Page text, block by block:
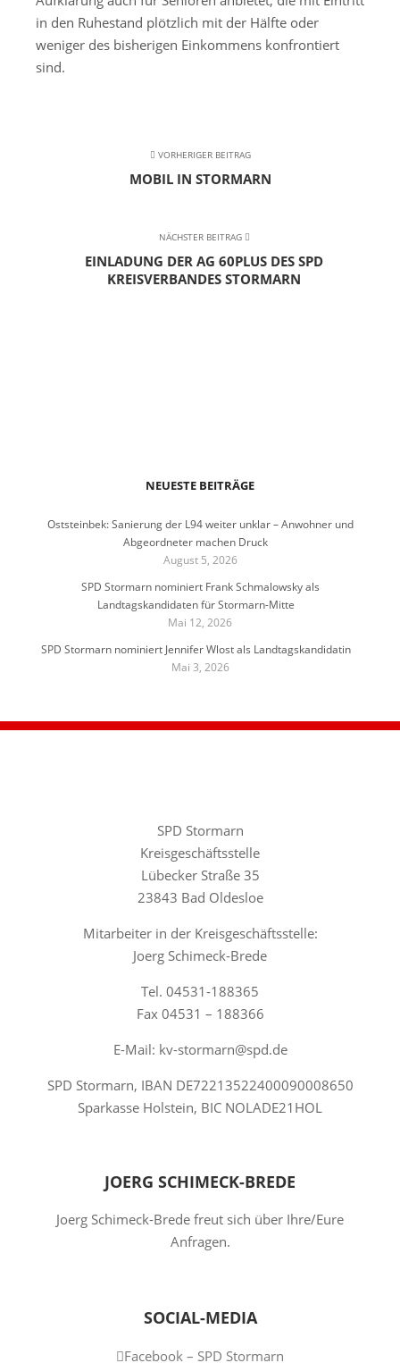
in den Ruhestand plötzlich mit der Hälfte oder
weniger des bisherigen Einkommens konfrontiert
sind.
VORHERIGER BEITRAG
MOBIL IN STORMARN
NÄCHSTER BEITRAG
EINLADUNG DER AG 60PLUS DES SPD
KREISVERBANDES STORMARN
NEUESTE BEITRÄGE
Oststeinbek: Sanierung der L94 weiter unklar – Anwohner und
Abgeordneter machen Druck
August 5, 2026
SPD Stormarn nominiert Frank Schmalowsky als
Landtagskandidaten für Stormarn-Mitte
Mai 12, 2026
SPD Stormarn nominiert Jennifer Wlost als Landtagskandidatin
Mai 3, 2026
SPD Stormarn
Kreisgeschäftsstelle
Lübecker Straße 35
23843 Bad Oldesloe
Mitarbeiter in der Kreisgeschäftsstelle:
Joerg Schimeck-Brede
Tel. 04531-188365
Fax 04531 – 188366
E-Mail: kv-stormarn@spd.de
SPD Stormarn, IBAN DE72213522400090008650
Sparkasse Holstein, BIC NOLADE21HOL
JOERG SCHIMECK-BREDE
Joerg Schimeck-Brede freut sich über Ihre/Eure
Anfragen.
SOCIAL-MEDIA
Facebook – SPD Stormarn